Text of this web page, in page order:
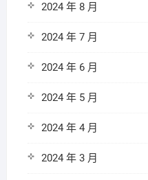
2024 年 8 月
2024 年 7 月
2024 年 6 月
2024 年 5 月
2024 年 4 月
2024 年 3 月